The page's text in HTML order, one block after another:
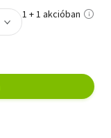
1 + 1 akcióban